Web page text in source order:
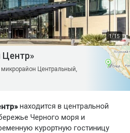
1/15
Центр»
Центральный,
находится в центральной
Черного моря и
курортную гостиницу